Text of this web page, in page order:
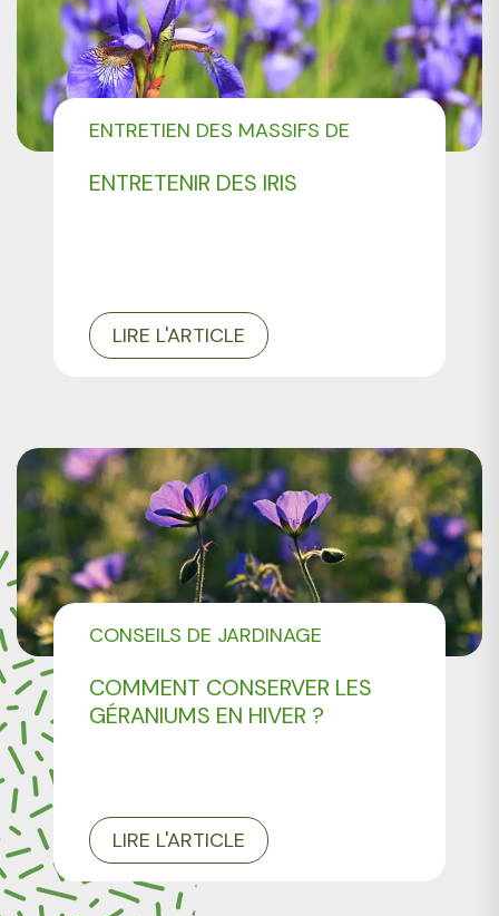
ENTRETENIR DES IRIS
ENTRETIEN DES MASSIFS DE
LIRE L'ARTICLE
COMMENT CONSERVER LES
GÉRANIUMS EN HIVER ?
CONSEILS DE JARDINAGE
LIRE L'ARTICLE